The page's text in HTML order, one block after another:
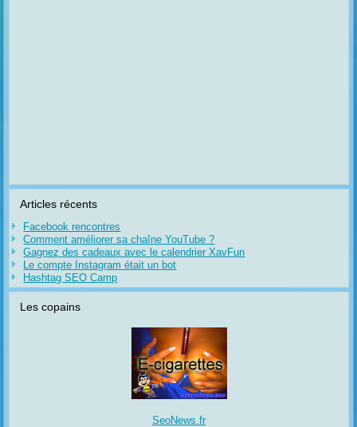
Articles récents
Facebook rencontres
Comment améliorer sa chaîne YouTube ?
Gagnez des cadeaux avec le calendrier XavFun
Le compte Instagram était un bot
Hashtag SEO Camp
Les copains
SeoNews.fr